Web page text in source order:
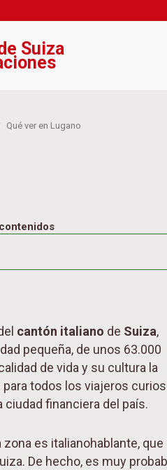
Suiza
Qué ver en Lugano
cantón italiano de Suiza,
pequeña, de unos 63.000
de vida y su cultura la
todos los viajeros
ciudad financiera del país.
es italianohablante, que
De hecho, es muy